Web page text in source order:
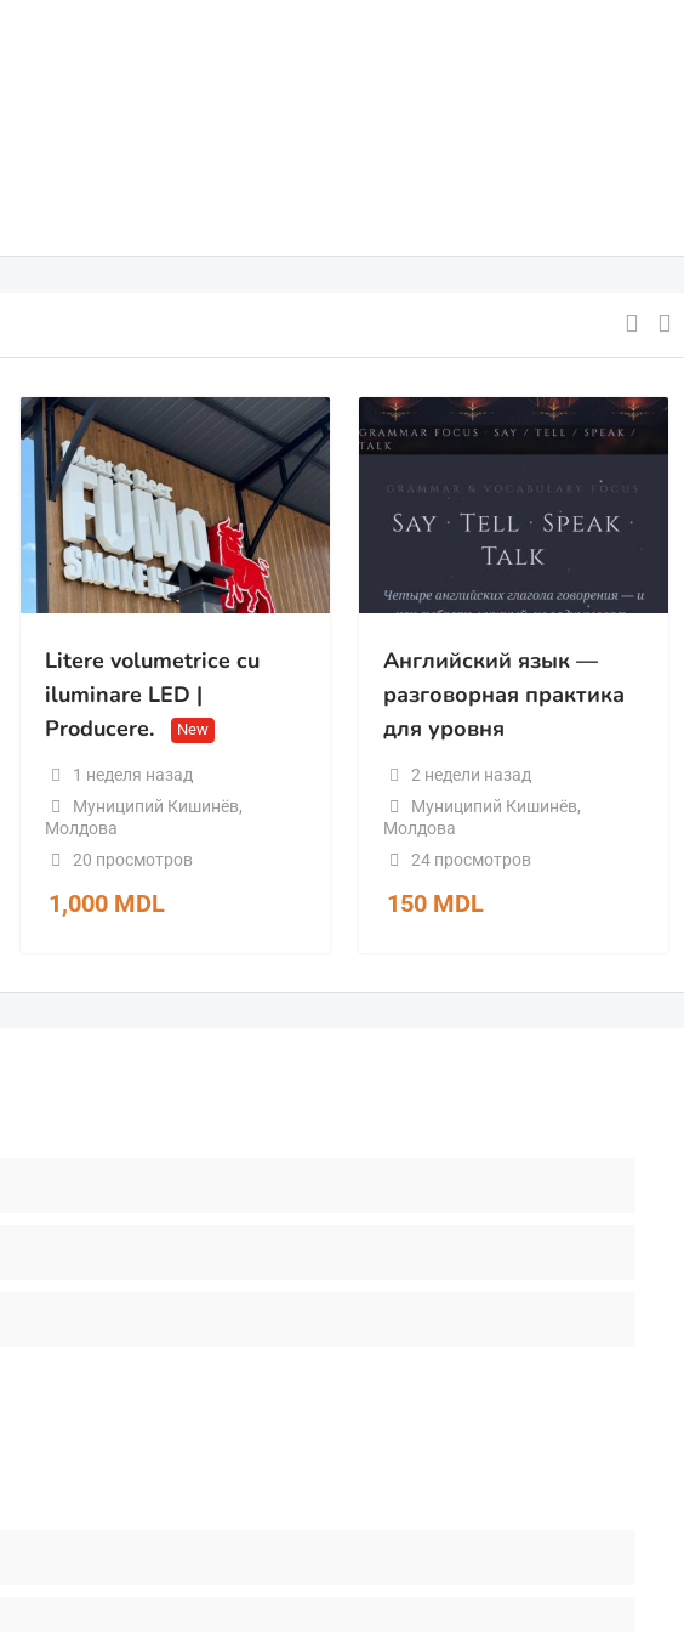
Litere volumetrice cu
iluminare LED |
Producere.
New
1 неделя назад
Муниципий Кишинёв,
Молдова
20 просмотров
1,000 MDL
Английский язык —
разговорная практика
для уровня
2 недели назад
Муниципий Кишинёв,
Молдова
24 просмотров
150 MDL